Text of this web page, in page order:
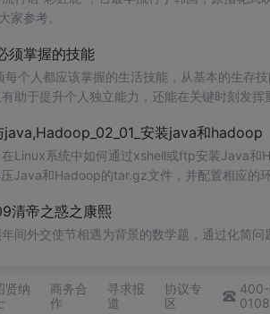
家参考。
须掌握的技能
个人都应该掌握的生活技能，从基本的生存
助于提升个人独立能力，还能在关键时刻发挥
安装java和hadoop
Linux系统中如何通过xshell或ftp安装Java和
Java和Hadoop的tar.gz文件，并配置相应的
清帝之惑之康熙
间外交使节相遇为背景的数学题，通过化简
贤纳
商务合
作
寻求报
道
协议专
区
0108